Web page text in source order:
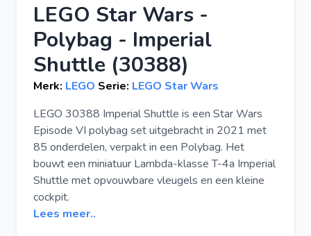
LEGO Star Wars -
Polybag - Imperial
Shuttle (30388)
Merk: LEGO Serie: LEGO Star Wars
LEGO 30388 Imperial Shuttle is een Star Wars
Episode VI polybag set uitgebracht in 2021 met
85 onderdelen, verpakt in een Polybag. Het
bouwt een miniatuur Lambda-klasse T-4a Imperial
Shuttle met opvouwbare vleugels en een kleine
cockpit.
Lees meer..